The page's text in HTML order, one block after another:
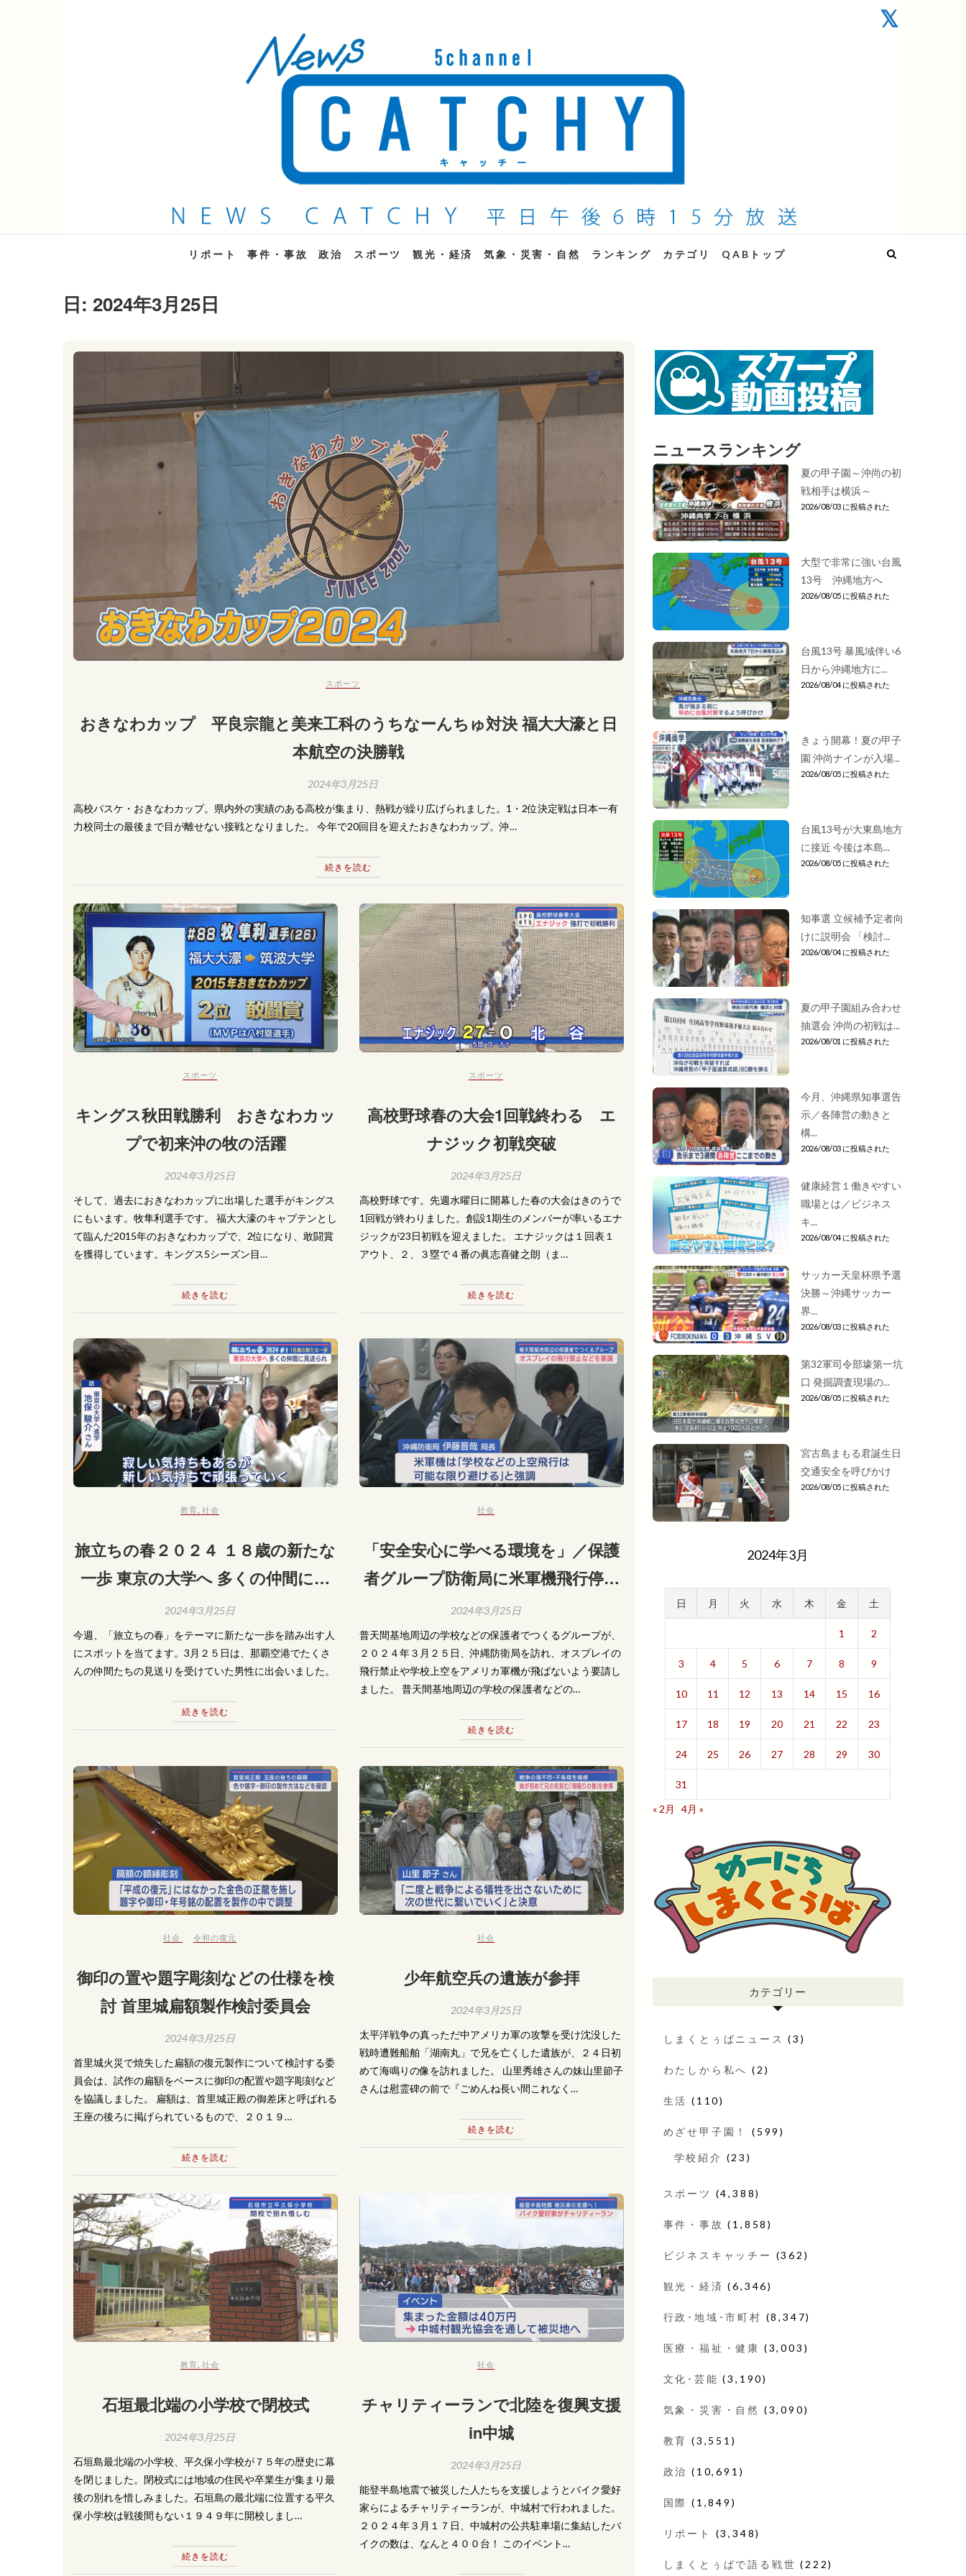
QAB NEWS Headline
キャッチー 月曜〜金曜 午後6時15分放送
リポート 事件・事故 政治 スポーツ 観光・経済 気象・災害・自然 ランキング カテゴリ QABトップ
日: 2024年3月25日
スポーツ
おきなわカップ 平良宗龍と美来工科のうちなーんちゅ対決 福大大濠と日
本航空の決勝戦
2024年3月25日
高校バスケ・おきなわカップ。県内外の実績のある高校が集まり、熱戦が繰り広げられました。1・2位決定戦は日本一有
力校同士の最後まで目が離せない接戦となりました。 今年で20回目を迎えたおきなわカップ。沖…
続きを読む
スポーツ
キングス秋田戦勝利 おきなわカッ
プで初来沖の牧の活躍
2024年3月25日
そして、過去におきなわカップに出場した選手がキングス
にもいます。牧隼利選手です。 福大大濠のキャプテンとし
て臨んだ2015年のおきなわカップで、2位になり、敢闘賞
を獲得しています。キングス5シーズン目…
続きを読む
スポーツ
高校野球春の大会1回戦終わる エ
ナジック初戦突破
2024年3月25日
高校野球です。先週水曜日に開幕した春の大会はきのうで
1回戦が終わりました。創設1期生のメンバーが率いるエナ
ジックが23日初戦を迎えました。 エナジックは１回表１
アウト、２、３塁で４番の眞志喜健之朗（ま…
続きを読む
教育 ,社会
旅立ちの春２０２４ １８歳の新たな
一歩 東京の大学へ 多くの仲間に見
送られ
2024年3月25日
今週、「旅立ちの春」をテーマに新たな一歩を踏み出す人
にスポットを当てます。3月２５日は、那覇空港でたくさ
んの仲間たちの見送りを受けていた男性に出会いました。
続きを読む
社会
「安全安心に学べる環境を」／保護
者グループ防衛局に米軍機飛行停止
を要請
2024年3月25日
普天間基地周辺の学校などの保護者でつくるグループが、
２０２４年３月２５日、沖縄防衛局を訪れ、オスプレイの
飛行禁止や学校上空をアメリカ軍機が飛ばないよう要請し
ました。 普天間基地周辺の学校の保護者などの…
続きを読む
社会 令和の復元
御印の置や題字彫刻などの仕様を検
討 首里城扁額製作検討委員会
2024年3月25日
首里城火災で焼失した扁額の復元製作について検討する委
員会は、試作の扁額をベースに御印の配置や題字彫刻など
を協議しました。 扁額は、首里城正殿の御差床と呼ばれる
王座の後ろに掲げられているもので、２０１９…
続きを読む
社会
少年航空兵の遺族が参拝
2024年3月25日
太平洋戦争の真っただ中アメリカ軍の攻撃を受け沈没した
戦時遭難船舶「湖南丸」で兄を亡くした遺族が、２４日初
めて海鳴りの像を訪れました。 山里秀雄さんの妹山里節子
さんは慰霊碑の前で『ごめんね長い間これなく…
続きを読む
教育 ,社会
石垣最北端の小学校で閉校式
2024年3月25日
石垣島最北端の小学校、平久保小学校が７５年の歴史に幕
を閉じました。閉校式には地域の住民や卒業生が集まり最
後の別れを惜しみました。石垣島の最北端に位置する平久
保小学校は戦後間もない１９４９年に開校しまし…
続きを読む
社会
チャリティーランで北陸を復興支援
in中城
2024年3月25日
能登半島地震で被災した人たちを支援しようとバイク愛好
家らによるチャリティーランが、中城村で行われました。
２０２４年３月１７日、中城村の公共駐車場に集結したバ
イクの数は、なんと４００台！ このイベント…
ニュースランキング
夏の甲子園～沖尚の初
戦相手は横浜～
2026/08/03 に投稿された
大型で非常に強い台風
13号 沖縄地方へ
2026/08/05 に投稿された
台風13号 暴風域伴い6
日から沖縄地方に...
2026/08/04 に投稿された
きょう開幕！夏の甲子
園 沖尚ナインが入場...
2026/08/05 に投稿された
台風13号が大東島地方
に接近 今後は本島...
2026/08/05 に投稿された
知事選 立候補予定者向
けに説明会 「検討...
2026/08/04 に投稿された
夏の甲子園組み合わせ
抽選会 沖尚の初戦は...
2026/08/01 に投稿された
今月、沖縄県知事選告
示／各陣営の動きと
構...
2026/08/03 に投稿された
健康経営１働きやすい
職場とは／ビジネス
キ...
2026/08/04 に投稿された
サッカー天皇杯県予選
決勝～沖縄サッカー
界...
2026/08/03 に投稿された
第32軍司令部壕第一坑
口 発掘調査現場の...
2026/08/05 に投稿された
宮古島まもる君誕生日
交通安全を呼びかけ
2026/08/05 に投稿された
2024年3月
日 月 火 水 木 金 土
1 2
3 4 5 6 7 8 9
10 11 12 13 14 15 16
17 18 19 20 21 22 23
24 25 26 27 28 29 30
31
« 2月
4月 »
カテゴリー
しまくとぅばニュース (3)
わたしから私へ (2)
生活 (110)
めざせ甲子園！ (599)
学校紹介 (23)
スポーツ (4,388)
事件・事故 (1,858)
ビジネスキャッチー (362)
観光・経済 (6,346)
行政･地域･市町村 (8,347)
医療・福祉・健康 (3,003)
文化･芸能 (3,190)
気象・災害・自然 (3,090)
教育 (3,551)
政治 (10,691)
国際 (1,849)
リポート (3,348)
しまくとぅばで語る戦世 (222)